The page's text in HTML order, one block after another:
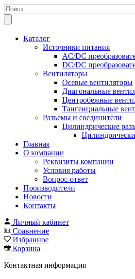
Каталог
Источники питания
AC/DC
DC/DC
Вентиляторы
Осевые вентиляторы
Диагональные
Центробежные
Тангенциальные
Разъемы и соединители
Цилиндрические
Главная
О компании
Реквизиты компании
Условия работы
Вопрос-ответ
Производители
Новости
Контакты
Личный кабинет
Сравнение
Избранное
Корзина
Контактная информация